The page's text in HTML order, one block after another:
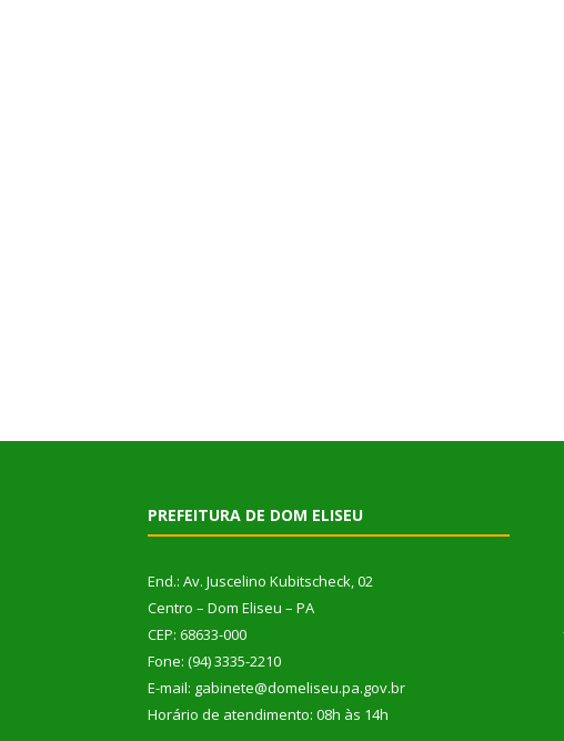
PREFEITURA DE DOM ELISEU
End.: Av. Juscelino Kubitscheck, 02
Centro – Dom Eliseu – PA
CEP: 68633-000
Fone: (94) 3335-2210
E-mail: gabinete@domeliseu.pa.gov.br
Horário de atendimento: 08h às 14h